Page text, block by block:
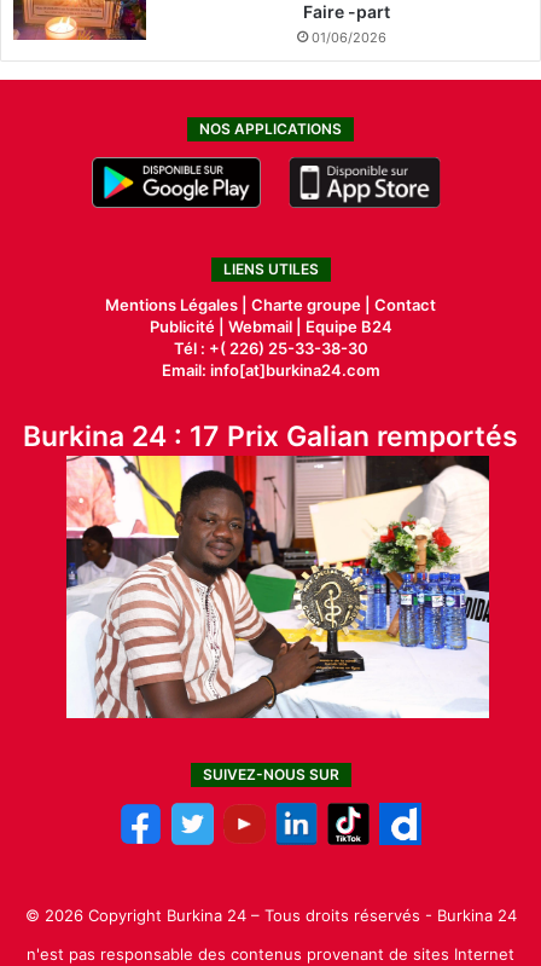
Faire -part
01/06/2026
NOS APPLICATIONS
LIENS UTILES
Mentions Légales | Charte groupe | Contact
Publicité| Webmail |
Equipe B24
Tél : +( 226) 25-33-38-30
Email: info[at]burkina24.com
Burkina 24 : 17 Prix Galian remportés
SUIVEZ-NOUS SUR
© 2026 Copyright Burkina 24 – Tous droits réservés - Burkina 24
n'est pas responsable des contenus provenant de sites Internet